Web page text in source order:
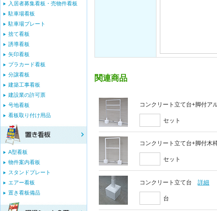
関連商品
コンクリート立て台+脚付ア
セット
コンクリート立て台+脚付木
セット
コンクリート立て台 詳細
台
入居者募集看板・売物件看板
駐車場看板
駐車場プレート
捨て看板
誘導看板
矢印看板
プラカード看板
分譲看板
建築工事看板
建設業の許可票
号地看板
看板取り付け用品
A型看板
物件案内看板
スタンドプレート
エアー看板
置き看板備品